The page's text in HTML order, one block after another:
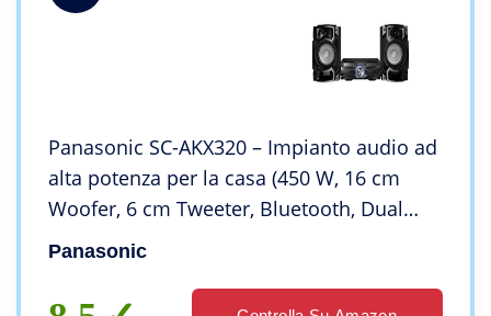
Panasonic SC-AKX320 – Impianto audio ad
alta potenza per la casa (450 W, 16 cm
Woofer, 6 cm Tweeter, Bluetooth, Dual
USB, CD, AUX, DJ Jukebox, funzione DJ, Hi-
Panasonic